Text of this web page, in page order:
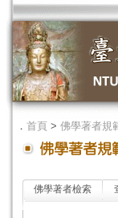
． 首頁 > 佛學著者規
佛學著者檢索